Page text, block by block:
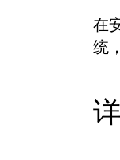
在
统